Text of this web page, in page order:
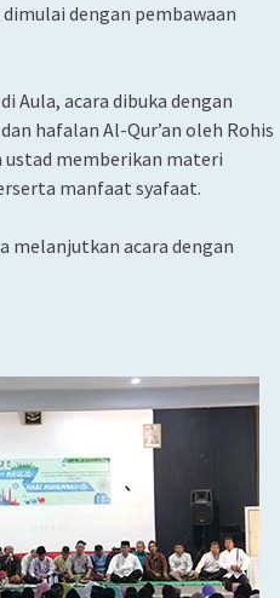
dengan pembawaan
Aula, acara dibuka dengan
hafalan Al-Qur’an oleh Rohis
ustad memberikan materi
manfaat syafaat.
melanjutkan acara dengan